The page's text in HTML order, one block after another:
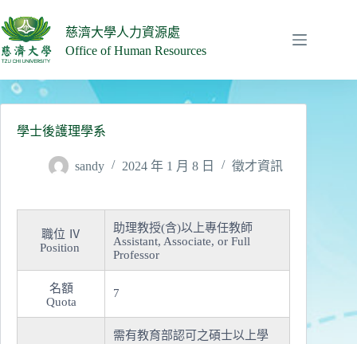
至
主
要
內
容
慈濟大學人力資源處
Office of Human Resources
學士後護理學系
sandy 2024 年 1 月 8 日 徵才資訊
職位 Ⅳ
Position
助理教授(含)以上專任教師
Assistant, Associate, or Full
Professor
名額
Quota
7
需有教育部認可之碩士以上學